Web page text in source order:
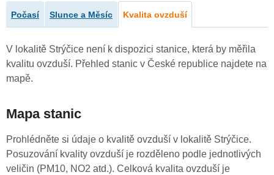
Počasí Slunce a Měsíc Kvalita ovzduší
V lokalitě Strýčice není k dispozici stanice, která by měřila
kvalitu ovzduší. Přehled stanic v České republice najdete na
mapě.
Mapa stanic
Prohlédněte si údaje o kvalitě ovzduší v lokalitě Strýčice.
Posuzování kvality ovzduší je rozděleno podle jednotlivých
veličin (PM10, NO2 atd.). Celková kvalita ovzduší je